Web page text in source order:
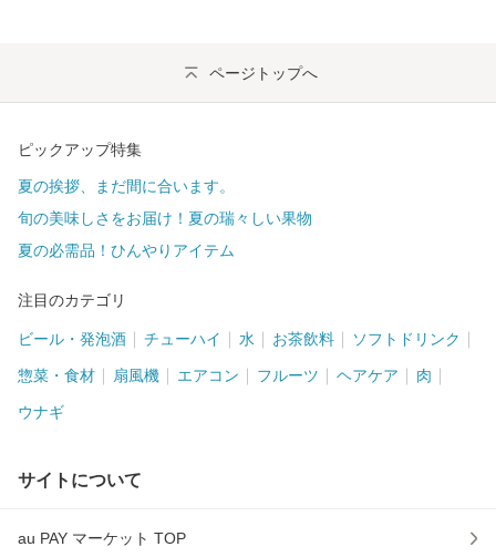
ページトップへ
ピックアップ特集
夏の挨拶、まだ間に合います。
旬の美味しさをお届け！夏の瑞々しい果物
夏の必需品！ひんやりアイテム
注目のカテゴリ
ビール・発泡酒 チューハイ 水 お茶飲料 ソフトドリンク
惣菜・食材 扇風機 エアコン フルーツ ヘアケア 肉
ウナギ
サイトについて
au PAY マーケット TOP